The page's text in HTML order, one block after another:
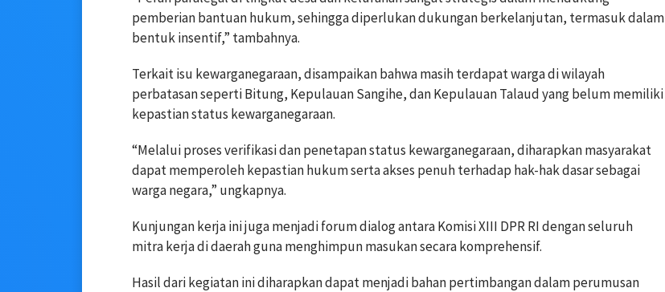
pemberian bantuan hukum, sehingga diperlukan dukungan berkelanjutan, termasuk dalam
bentuk insentif,” tambahnya.
Terkait isu kewarganegaraan, disampaikan bahwa masih terdapat warga di wilayah
perbatasan seperti Bitung, Kepulauan Sangihe, dan Kepulauan Talaud yang belum memiliki
kepastian status kewarganegaraan.
“Melalui proses verifikasi dan penetapan status kewarganegaraan, diharapkan masyarakat
dapat memperoleh kepastian hukum serta akses penuh terhadap hak-hak dasar sebagai
warga negara,” ungkapnya.
Kunjungan kerja ini juga menjadi forum dialog antara Komisi XIII DPR RI dengan seluruh
mitra kerja di daerah guna menghimpun masukan secara komprehensif.
Hasil dari kegiatan ini diharapkan dapat menjadi bahan pertimbangan dalam perumusan